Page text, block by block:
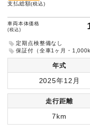
支払総額(税込)
車両本体価格
(税込)
定期点検整備なし
保証付（全車1ヶ月・
年式
2025年12月
走行距離
7km